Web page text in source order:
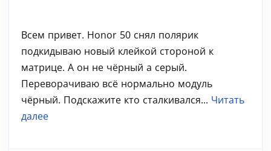
Всем привет. Honor 50 снял полярик
подкидываю новый клейкой стороной к
матрице. А он не чёрный а серый.
Переворачиваю всё нормально модуль
чёрный. Подскажите кто сталкивался... Читать
далее